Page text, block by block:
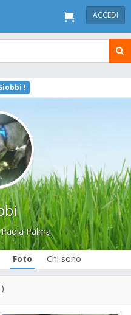
ACCEDI
!
Paola Palma
Foto Chi sono